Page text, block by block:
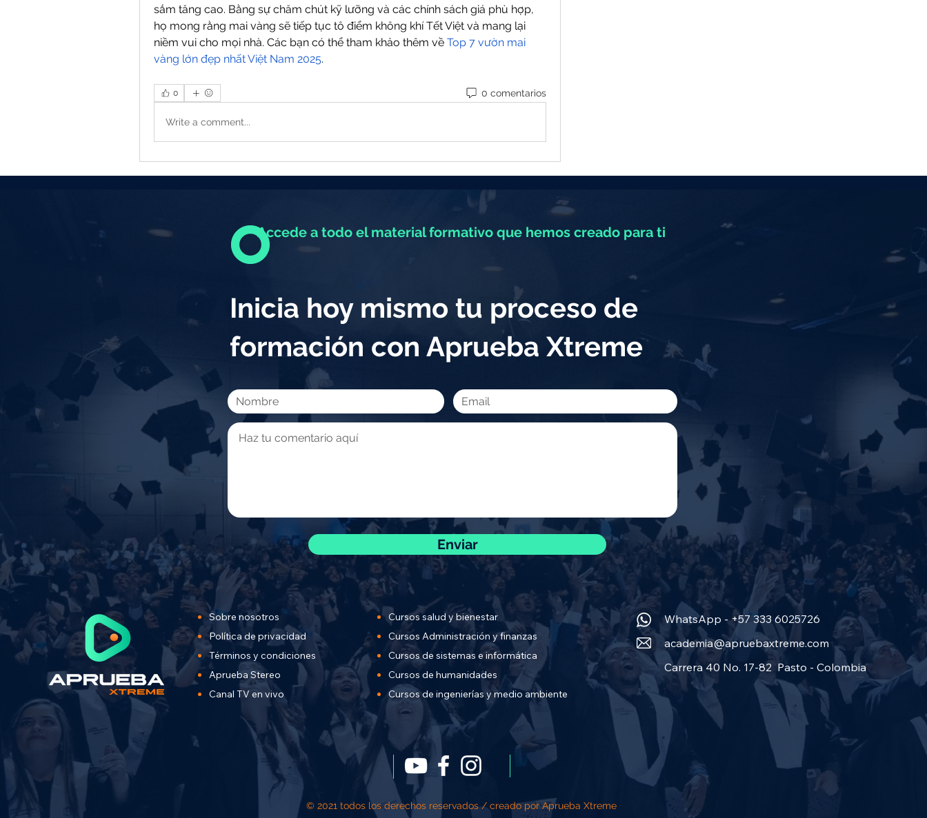
sắm tăng cao. Bằng sự chăm chút kỹ lưỡng và các chính sách giá phù hợp,
họ mong rằng mai vàng sẽ tiếp tục tô điểm không khí Tết Việt và mang lại
niềm vui cho mọi nhà. Các bạn có thể tham khảo thêm về Top 7 vườn mai
vàng lớn đẹp nhất Việt Nam 2025.
0 0 comentarios
Write a comment...
Accede a todo el material formativo que hemos creado para ti
Inicia hoy mismo tu proceso de
formación con Aprueba Xtreme
Enviar
Sobre nosotros
Política de privacidad
Términos y condiciones
Aprueba Stereo
Canal TV en vivo
Cursos salud y bienestar
Cursos Administración y finanzas
Cursos de sistemas e informática
Cursos de humanidades
Cursos de ingenierías ymedio ambiente
WhatsApp - +57 333 6025726
academia@apruebaxtreme.com
Carrera 40 No. 17-82 Pasto - Colombia
© 2021 todos los derechos reservados / creado por Aprueba Xtreme